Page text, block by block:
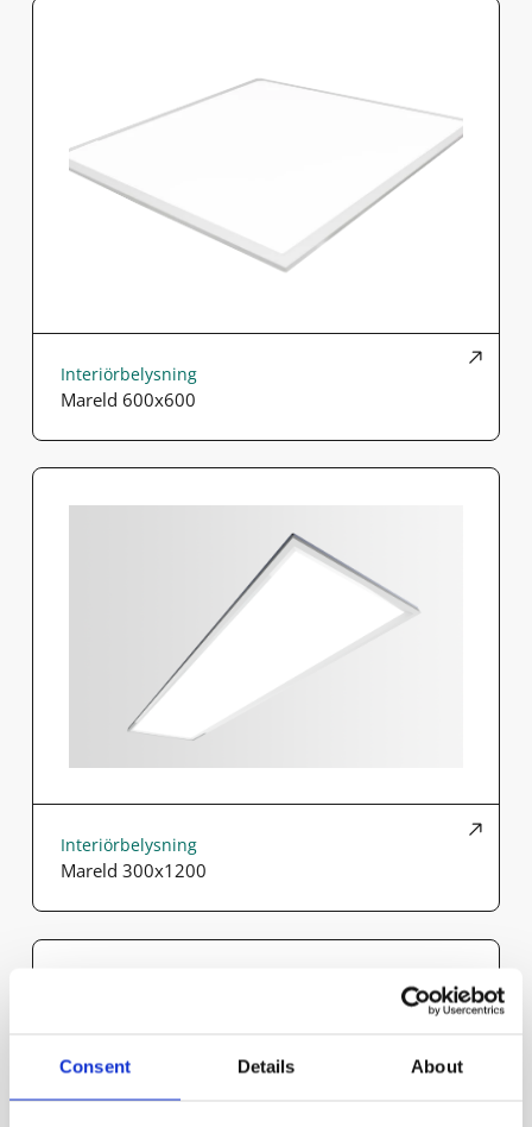
Consent Details About
Interiörbelysning
Mareld 600x600
Interiörbelysning
Mareld 300x1200